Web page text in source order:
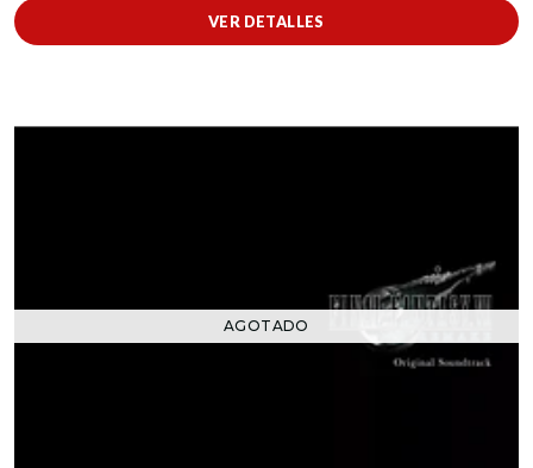
VER DETALLES
AGOTADO